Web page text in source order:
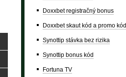
Doxxbet registračný bonus
Doxxbet skaut kód a promo kód
Synottip stávka bez rizika
Synottip bonus kód
Fortuna TV